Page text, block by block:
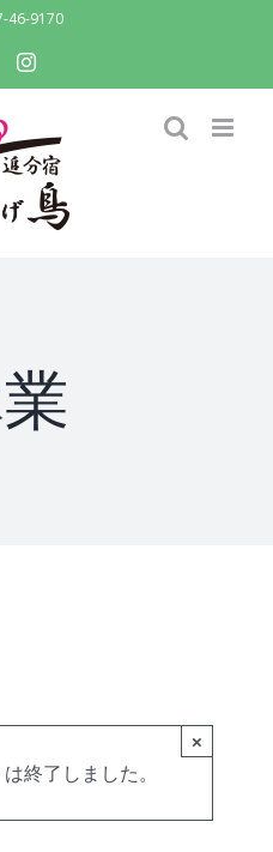
46-9170
instagram
×
終了しました。